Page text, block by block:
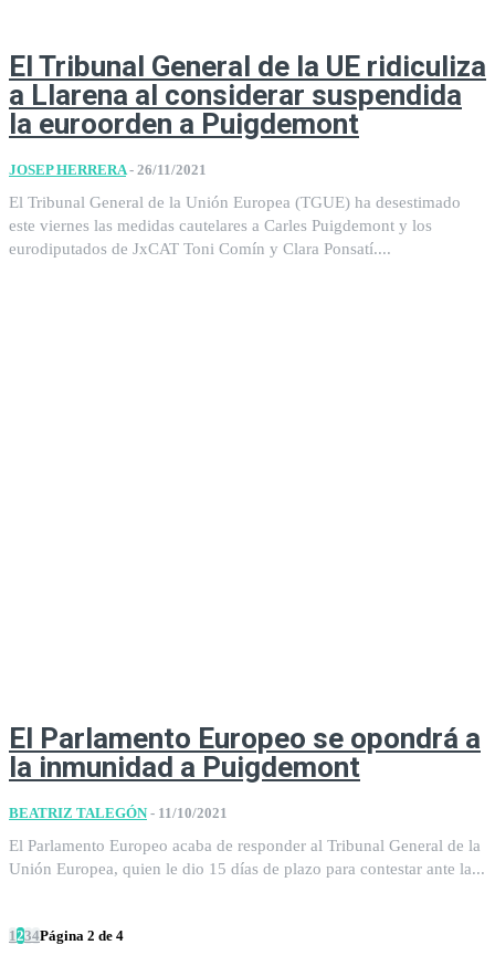
El Tribunal General de la UE ridiculiza
a Llarena al considerar suspendida
la euroorden a Puigdemont
JOSEP HERRERA - 26/11/2021
El Tribunal General de la Unión Europea (TGUE) ha desestimado
este viernes las medidas cautelares a Carles Puigdemont y los
eurodiputados de JxCAT Toni Comín y Clara Ponsatí....
El Parlamento Europeo se opondrá a
la inmunidad a Puigdemont
BEATRIZ TALEGÓN - 11/10/2021
El Parlamento Europeo acaba de responder al Tribunal General de la
Unión Europea, quien le dio 15 días de plazo para contestar ante la...
1234Página 2 de 4